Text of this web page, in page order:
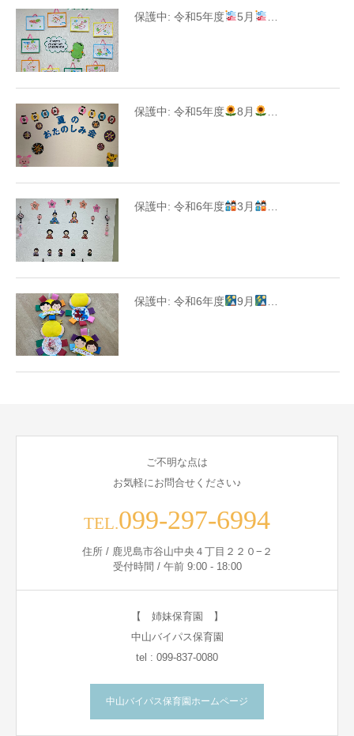
保護中: 令和5年度 5月
保護中: 令和5年度 8月
保護中: 令和6年度 3月
保護中: 令和6年度 9月
ご不明な点は
お気軽にお問合せください♪
TEL.099-297-6994
住所 / 鹿児島市谷山中央４丁目２２０−２
受付時間 / 午前 9:00 - 18:00
【 姉妹保育園 】
中山バイパス保育園
tel : 099-837-0080
中山バイパス保育園ホームページ